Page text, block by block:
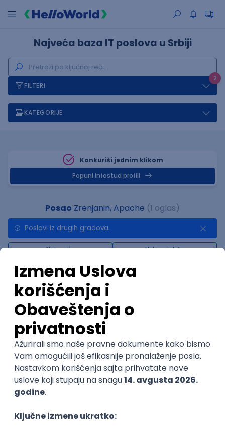
Najveća baza IT poslova u Srbiji
2
FILTERI
KATEGORIJE
Konkuriši jednim klikom
Popuni infostud profill
Posao Zrenjanin, Apache (1 oglas)
Poslovi iz drugih gradova.
Najnovije Uskoro ističe
Senior Data Engineer - LLM Data
Platform
Factory World Wide
3
Beograd
12.08.2026.
SQL Apache Node Python RegEx Senior
@
POSLOVI NA MAIL
SENIORITET
NAČIN RADA